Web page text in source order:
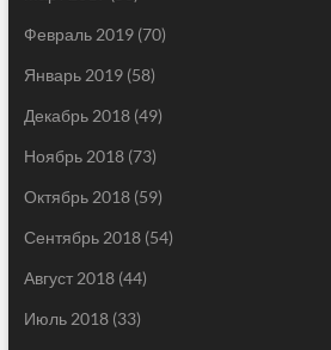
Февраль 2019(70)
Январь 2019(58)
Декабрь 2018(49)
Ноябрь 2018(73)
Октябрь 2018(59)
Сентябрь 2018(54)
Август 2018(44)
Июль 2018(33)